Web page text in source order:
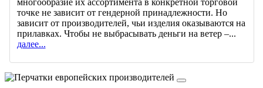
точке не зависит от гендерной принадлежности. Но
зависит от производителей, чьи изделия оказываются на
прилавках. Чтобы не выбрасывать деньги на ветер –...
далее...